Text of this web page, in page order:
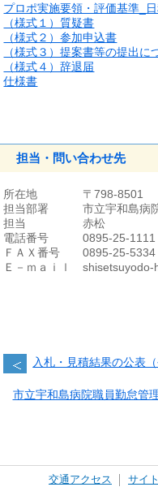
プロポ実施要領・評価基準_
（様式１）質疑書
（様式２）参加申込書
（様式３）提案書等の提出に
（様式４）辞退届
仕様書
担当・問い合わせ先
所在地 〒798-8501 宇
担当部署 市立宇和島病
担当 赤松
電話番号 0895-25-1111
ＦＡＸ番号 0895-25-5334
Ｅ－ｍａｉｌ shisetsuyodo-
入札・見積結果の公表
市立宇和島病院職員勤怠管
交通アクセス サイ